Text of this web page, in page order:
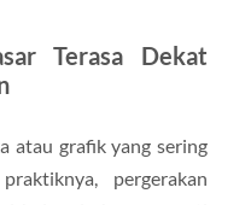
Terasa Dekat
atau grafik yang sering
pergerakan